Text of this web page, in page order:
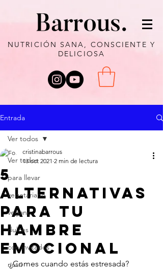
NUTRICIÓN SANA, CONSCIENTE Y
DELICIOSA
Entrada
Ver todos
para llevar
vegetariano
vegano
dulces
con invitados
nutri
Ver todos
5
ALTERNATIVAS
PARA TU
HAMBRE
EMOCIONAL
cristinabarrous
13 oct 2021 2 min de lectura
¿Comes cuando estás estresada?